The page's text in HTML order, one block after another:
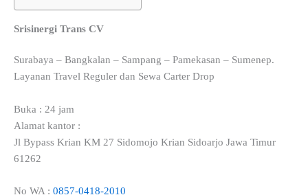
Srisinergi Trans CV
Surabaya – Bangkalan – Sampang – Pamekasan – Sumenep.
Layanan Travel Reguler dan Sewa Carter Drop
Buka : 24 jam
Alamat kantor :
Jl Bypass Krian KM 27 Sidomojo Krian Sidoarjo Jawa Timur
61262
No WA : 0857-0418-2010